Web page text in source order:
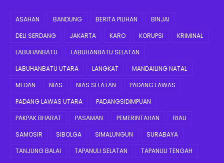
ASAHAN BANDUNG BERITA PILIHAN
BINJAI
DELI SERDANG
JAKARTA KARO KORUPSI
KRIMINAL
LABUHANBATU
LABUHANBATU SELATAN
LABUHANBATU UTARA
LANGKAT
MANDAILING NATAL
MEDAN
NIAS NIAS SELATAN
PADANG LAWAS
PADANG LAWAS UTARA
PADANGSIDIMPUAN
PAKPAK BHARAT
PASAMAN PEMERINTAHAN
RIAU
SAMOSIR
SIBOLGA SIMALUNGUN
SURABAYA
TANJUNG BALAI
TAPANULI SELATAN TAPANULI TENGAH